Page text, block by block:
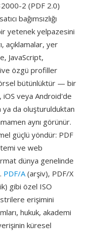
2 (PDF 2.0)
bağımsızlığı
yetenek yelpazesini
açıklamalar, yer
JavaScript,
özgü profiller
bütünlüktür — bir
iOS veya Android'de
ya da oluşturulduktan
aynı görünür.
güçlü yöndür: PDF
ve web
dünya genelinde
PDF/A(arşiv), PDF/X
gibi özel ISO
erişimini
hukuk, akademi
küresel